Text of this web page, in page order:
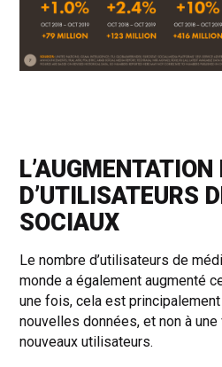
D’UTILISATEURS
SOCIAUX
Le nombre d’utilisateurs de
monde a également augmenté
une fois, cela est
nouvelles données, et non à
nouveaux utilisateurs.